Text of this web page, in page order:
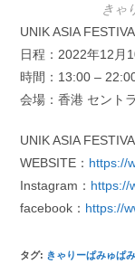
きゃ
UNIK ASIA
日程：2022年12月
時間：13:00 –
会場：香港 セント
UNIK ASIA
WEBSITE： https://
Instagram： https://
facebook： https://
タグ: きゃりーぱみゅぱ